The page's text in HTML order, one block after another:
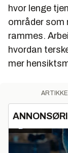
hvor lenge
områder som
rammes.
hvordan
mer